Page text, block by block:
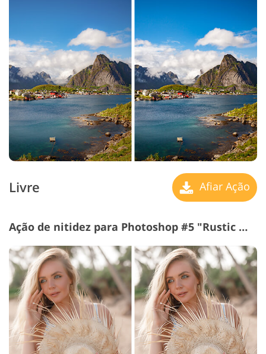
Livre Afiar Ação
Ação de nitidez para Photoshop #5 "Rustic Mood"